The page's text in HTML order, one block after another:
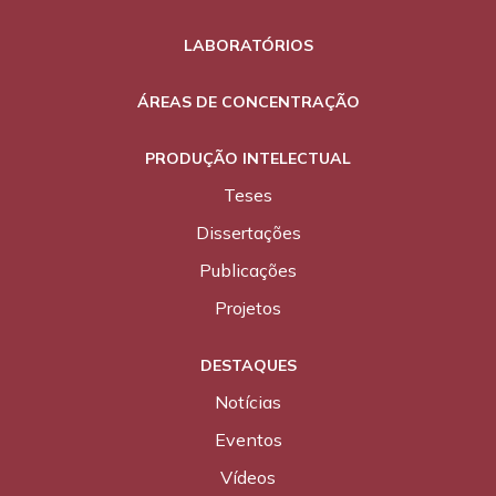
LABORATÓRIOS
ÁREAS DE CONCENTRAÇÃO
PRODUÇÃO INTELECTUAL
Teses
Dissertações
Publicações
Projetos
DESTAQUES
Notícias
Eventos
Vídeos